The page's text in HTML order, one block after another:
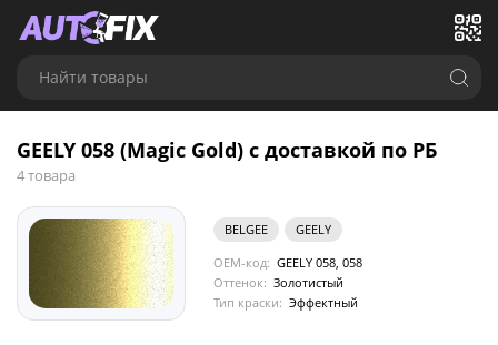
Найти товары
GEELY 058 (Magic Gold) с доставкой по РБ
4 товара
BELGEE
GEELY
OEM-код: GEELY 058, 058
Оттенок: Золотистый
Тип краски: Эффектный